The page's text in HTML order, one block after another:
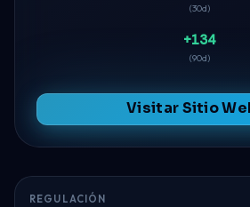
(30d)
+134
(90d)
Visitar Sitio
REGULACIÓN